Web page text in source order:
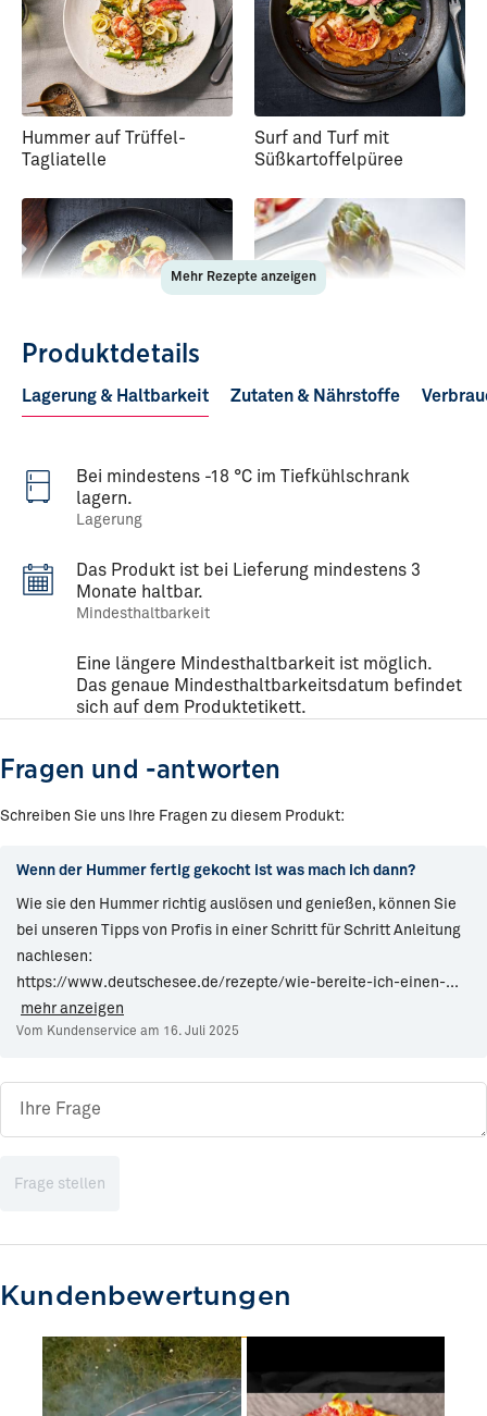
Hummer auf Trüffel-
Tagliatelle
Surf and Turf mit
Süßkartoffelpüree
Trüffel-Madeira-Butter
und Sauce Hollandaise
Artischocke
Mehr Rezepte anzeigen
Produktdetails
Lagerung & Haltbarkeit Zutaten & Nährstoffe
Bei mindestens -18 °C im Tiefkühlschrank
lagern.
Lagerung
Das Produkt ist bei Lieferung mindestens 3
Monate haltbar.
Mindesthaltbarkeit
Eine längere Mindesthaltbarkeit ist möglich.
Das genaue Mindesthaltbarkeitsdatum befindet
sich auf dem Produktetikett.
Fragen und -antworten
Schreiben Sie uns Ihre Fragen zu diesem Produkt:
Wenn der Hummer fertig gekocht ist was mach ich dann?
Wie sie den Hummer richtig auslösen und genießen, können Sie
bei unseren Tipps von Profis in einer Schritt für Schritt Anleitung
nachlesen:
https://www.deutschesee.de/rezepte/wie-bereite-ich-einen-...
mehr anzeigen
Vom Kundenservice am 16. Juli 2025
Frage stellen
Kundenbewertungen